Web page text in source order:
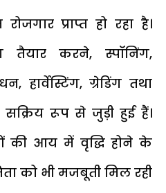
प्राप्त हो रहा है।
करने, स्पॉनिंग,
हार्वेस्टिंग, ग्रेडिंग तथा
रूप से जुड़ी हुई हैं।
की आय में वृद्धि होने के
को भी मजबूती मिल रही